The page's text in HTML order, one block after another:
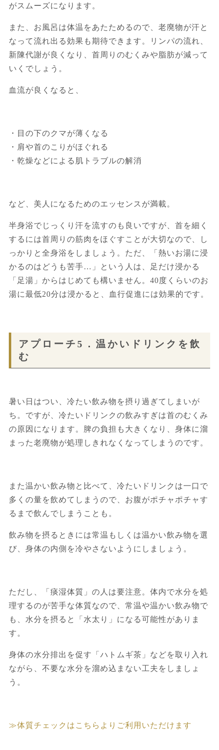
がスムーズになります。
また、お風呂は体温をあたためるので、老廃物が汗と
なって流れ出る効果も期待できます。リンパの流れ、
新陳代謝が良くなり、首周りのむくみや脂肪が減って
いくでしょう。
血流が良くなると、
・目の下のクマが薄くなる
・肩や首のこりがほぐれる
・乾燥などによる肌トラブルの解消
など、美人になるためのエッセンスが満載。
半身浴でじっくり汗を流すのも良いですが、首を細く
するには首周りの筋肉をほぐすことが大切なので、し
っかりと全身浴をしましょう。ただ、「熱いお湯に浸
かるのはどうも苦手…」という人は、足だけ浸かる
「足湯」からはじめても構いません。40度くらいのお
湯に最低20分は浸かると、血行促進には効果的です。
アプローチ5．温かいドリンクを飲
む
暑い日はつい、冷たい飲み物を摂り過ぎてしまいが
ち。ですが、冷たいドリンクの飲みすぎは首のむくみ
の原因になります。脾の負担も大きくなり、身体に溜
まった老廃物が処理しきれなくなってしまうのです。
また温かい飲み物と比べて、冷たいドリンクは一口で
多くの量を飲めてしまうので、お腹がポチャポチャす
るまで飲んでしまうことも。
飲み物を摂るときには常温もしくは温かい飲み物を選
び、身体の内側を冷やさないようにしましょう。
ただし、「痰湿体質」の人は要注意。体内で水分を処
理するのが苦手な体質なので、常温や温かい飲み物で
も、水分を摂ると「水太り」になる可能性がありま
す。
身体の水分排出を促す「ハトムギ茶」などを取り入れ
ながら、不要な水分を溜め込まない工夫をしましょ
う。
≫体質チェックはこちらよりご利用いただけます